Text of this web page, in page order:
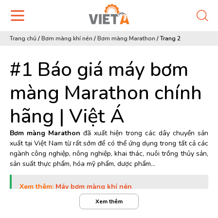
Trang chủ /Bơm màng khí nén /Bơm màng Marathon /Trang 2
#1 Báo giá máy bơm
màng Marathon chính
hãng | Việt Á
Bơm màng Marathon đã xuất hiện trong các dây chuyền sản
xuất tại Việt Nam từ rất sớm để có thể ứng dụng trong tất cả các
ngành công nghiệp, nông nghiệp, khai thác, nuôi trồng thủy sản,
sản suất thực phẩm, hóa mỹ phẩm, dược phẩm…
Xem thêm: Máy bơm màng khí nén
Xem thêm